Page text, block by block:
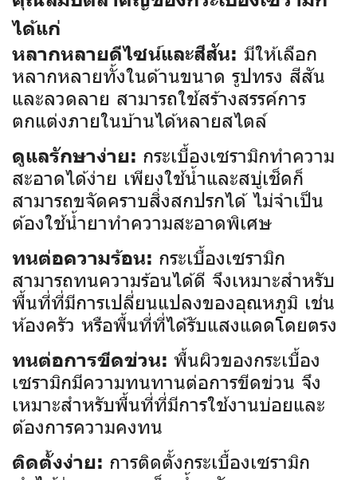
ได้แก่
หลากหลายดีไซน์และสีสัน: มีให้เลือก
หลากหลายทั้งในด้านขนาด รูปทรง สีสัน
และลวดลาย สามารถใช้สร้างสรรค์การ
ตกแต่งภายในบ้านได้หลายสไตล์
ดูแลรักษาง่าย: กระเบื้องเซรามิกทำความ
สะอาดได้ง่าย เพียงใช้น้ำและสบู่เช็ดก็
สามารถขจัดคราบสิ่งสกปรกได้ ไม่จำเป็น
ต้องใช้น้ำยาทำความสะอาดพิเศษ
ทนต่อความร้อน: กระเบื้องเซรามิก
สามารถทนความร้อนได้ดี จึงเหมาะสำหรับ
พื้นที่ที่มีการเปลี่ยนแปลงของอุณหภูมิ เช่น
ห้องครัว หรือพื้นที่ที่ได้รับแสงแดดโดยตรง
ทนต่อการขีดข่วน: พื้นผิวของกระเบื้อง
เซรามิกมีความทนทานต่อการขีดข่วน จึง
เหมาะสำหรับพื้นที่ที่มีการใช้งานบ่อยและ
ต้องการความคงทน
ติดตั้งง่าย: การติดตั้งกระเบื้องเซรามิก